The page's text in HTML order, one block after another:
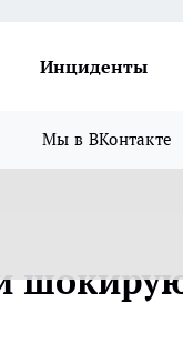
Инциденты
Мы в ВКонтакте